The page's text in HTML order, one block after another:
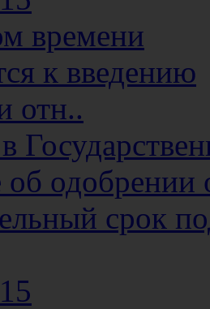
одобрении
срок